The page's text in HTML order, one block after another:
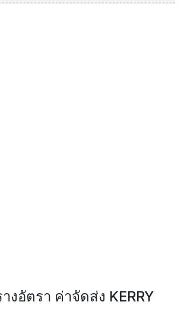
งอัตรา ค่าจัดส่ง KERRY